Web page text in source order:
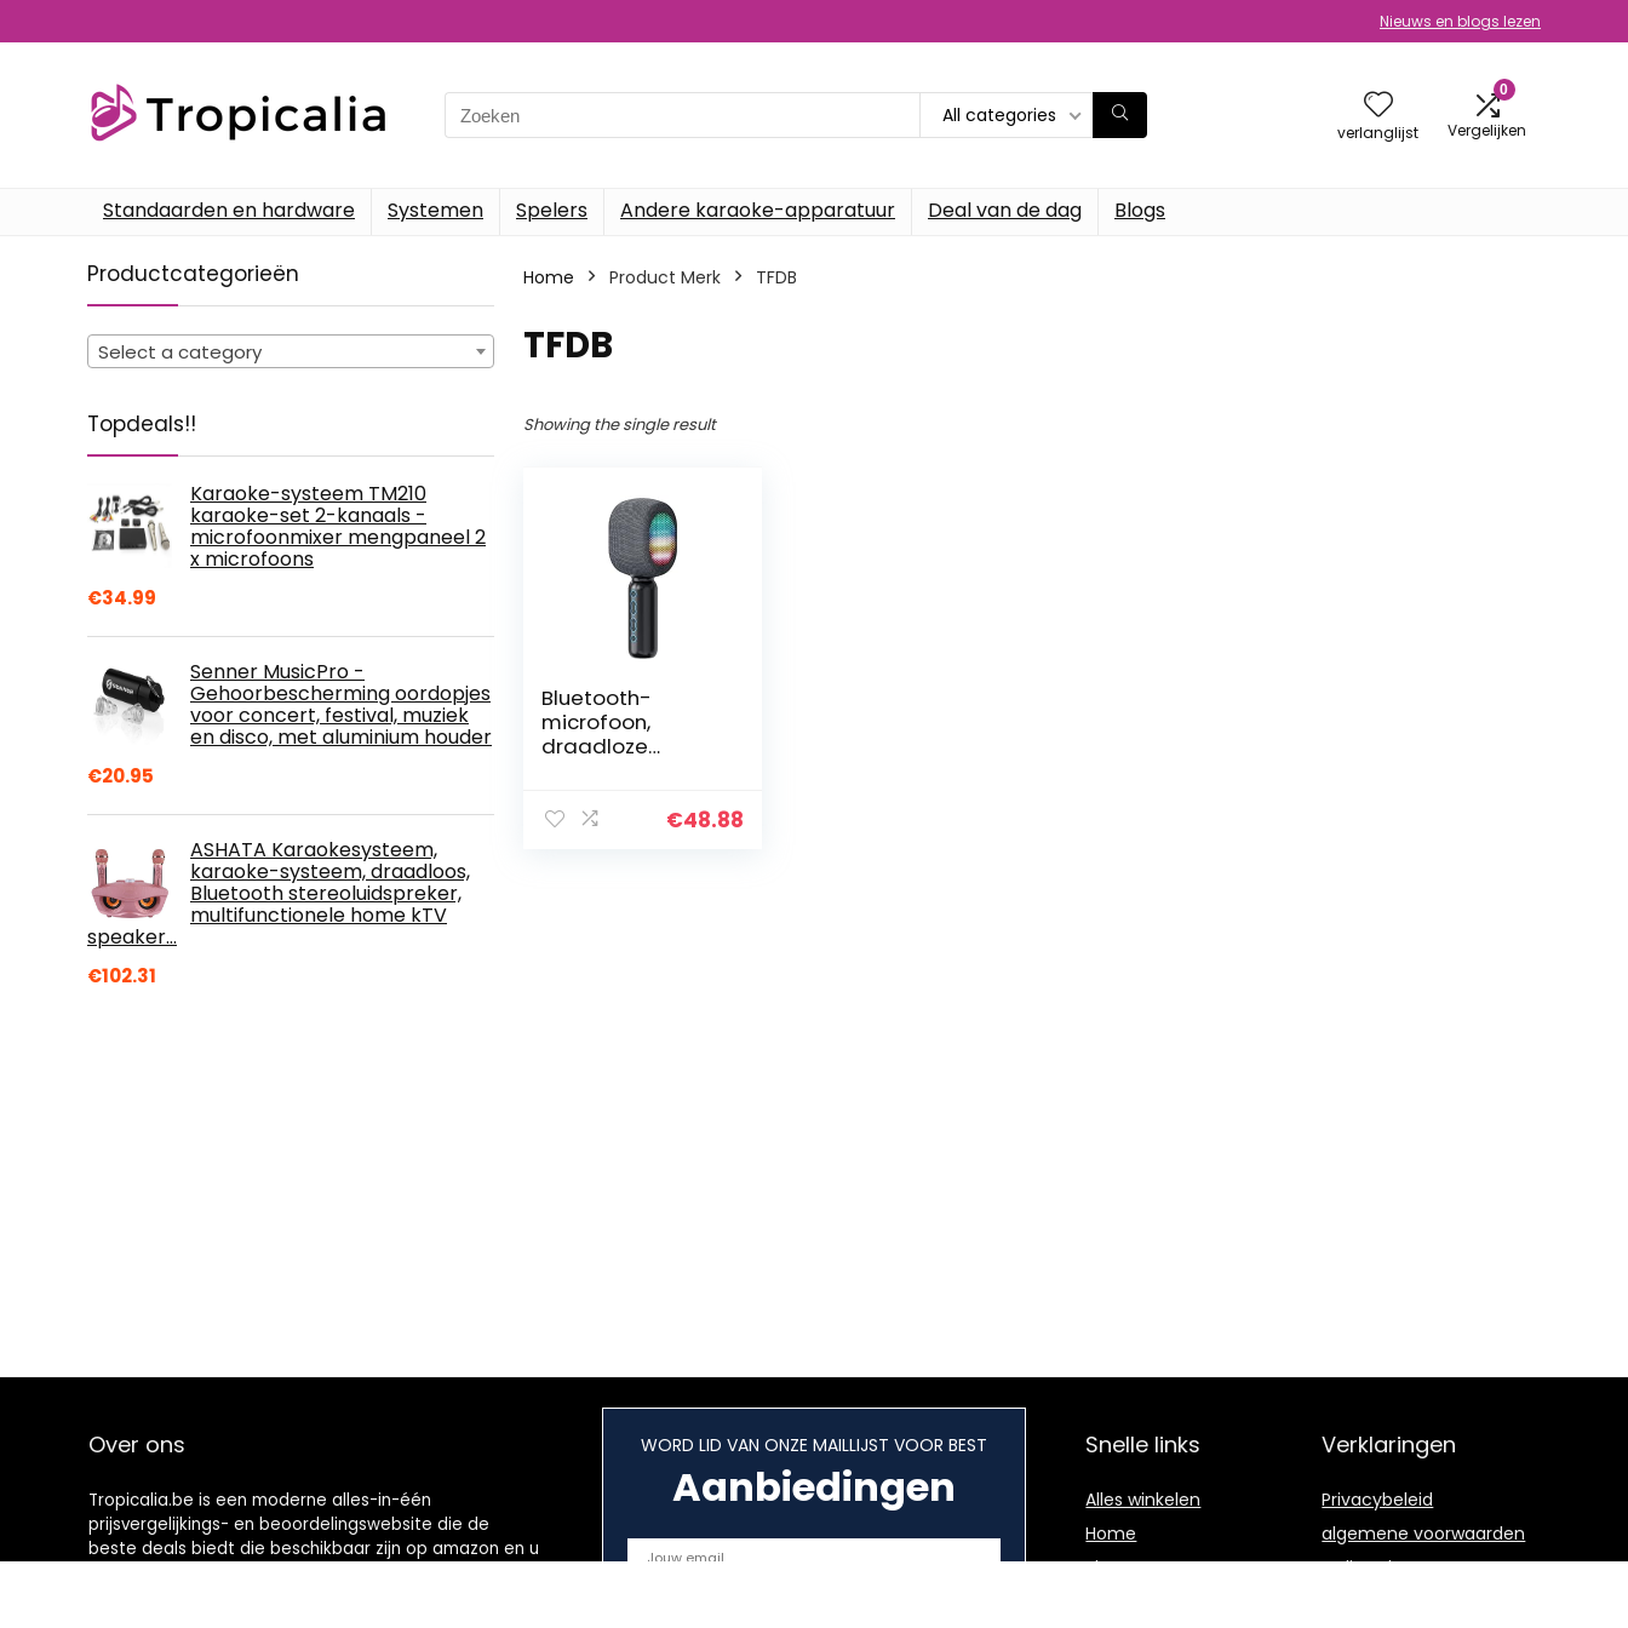
Nieuws en blogs lezen
Search
for:
All categories
verlanglijst
0
Vergelijken
Standaarden en hardware Systemen Spelers Andere karaoke-apparatuur Deal van de dag Blogs
Productcategorieën
Select a category
Topdeals!!
Karaoke-systeem TM210
karaoke-set 2-kanaals -
microfoonmixer mengpaneel 2
x microfoons
€34.99
Senner MusicPro -
Gehoorbescherming oordopjes
voor concert, festival, muziek
en disco, met aluminium houder
€20.95
ASHATA Karaokesysteem,
karaoke-systeem, draadloos,
Bluetooth stereoluidspreker,
multifunctionele home kTV
speaker…
€102.31
Home Product Merk ‎TFDB
‎TFDB
Showing the single result
Bluetooth-
microfoon,
draadloze
ledlampen,
€48.88
Over ons
Tropicalia.be is een moderne alles-in-één
prijsvergelijkings- en beoordelingswebsite die de
beste deals biedt die beschikbaar zijn op amazon en u
WORD LID VAN ONZE MAILLIJST VOOR BEST
Aanbiedingen
Snelle links
Alles winkelen
Home
Blogs
Verklaringen
Privacybeleid
algemene voorwaarden
Gelieerde